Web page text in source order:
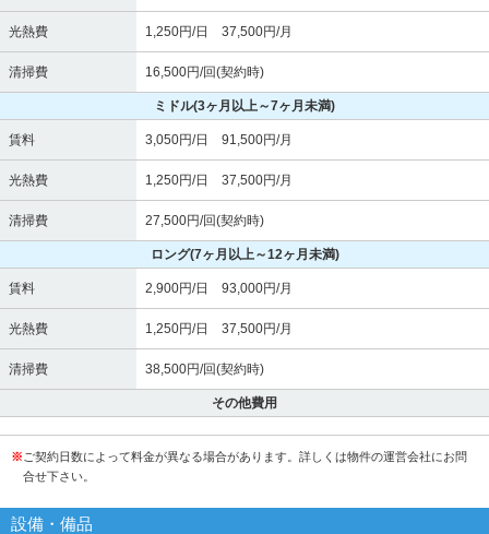
光熱費 1,250円/日 37,500円/月
清掃費 16,500円/回(契約時)
ミドル(3ヶ月以上～7ヶ月未満)
賃料 3,050円/日 91,500円/月
光熱費 1,250円/日 37,500円/月
清掃費 27,500円/回(契約時)
ロング(7ヶ月以上～12ヶ月未満)
賃料 2,900円/日 93,000円/月
光熱費 1,250円/日 37,500円/月
清掃費 38,500円/回(契約時)
その他費用
※ ご契約日数によって料金が異なる場合があります。詳しくは物件の運営会社にお問
合せ下さい。
設備・備品